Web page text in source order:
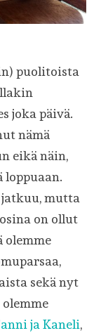
puolitoista
joka päivä.
nämä
eikä näin,
loppuaan.
mutta
on ollut
olemme
sekä nyt
ja Kaneli,